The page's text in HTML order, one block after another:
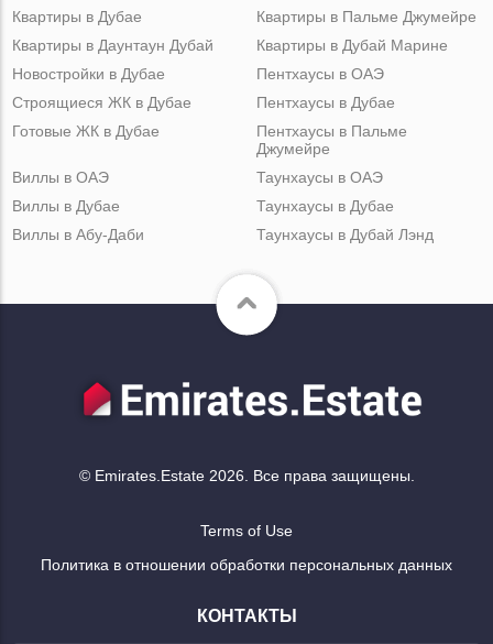
Квартиры в Дубае
Квартиры в Даунтаун Дубай
Квартиры в Пальме Джумейре
Квартиры в Дубай Марине
Новостройки в Дубае
Строящиеся ЖК в Дубае
Готовые ЖК в Дубае
Пентхаусы в ОАЭ
Пентхаусы в Дубае
Пентхаусы в Пальме
Джумейре
Виллы в ОАЭ
Виллы в Дубае
Виллы в Абу-Даби
Таунхаусы в ОАЭ
Таунхаусы в Дубае
Таунхаусы в Дубай Лэнд
© Emirates.Estate 2026. Все права защищены.
Terms of Use
Политика в отношении обработки персональных данных
КОНТАКТЫ